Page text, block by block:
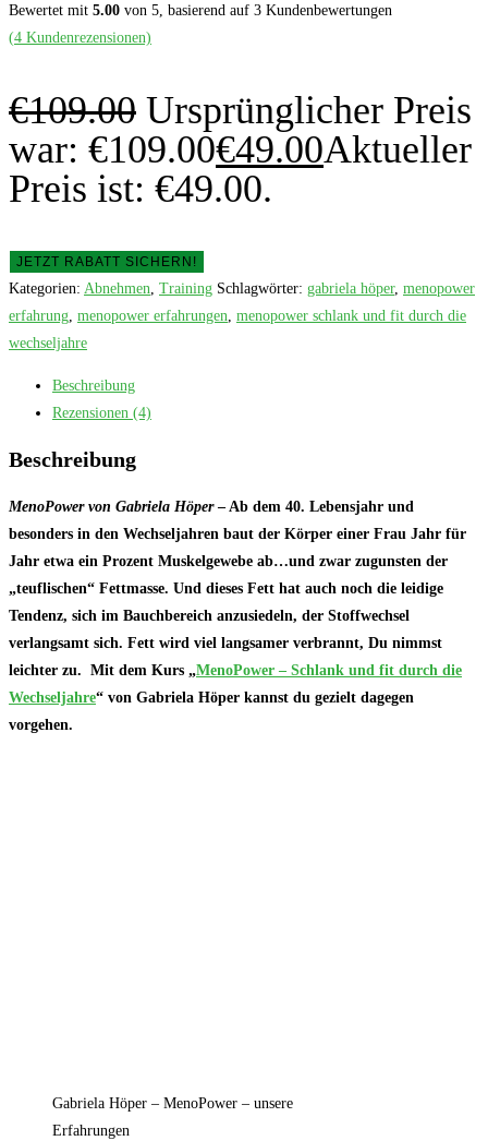
Bewertet mit 5.00 von 5, basierend auf 3 Kundenbewertungen
(4 Kundenrezensionen)
€109.00 Ursprünglicher Preis
war: €109.00€49.00Aktueller
Preis ist: €49.00.
JETZT RABATT SICHERN!
Kategorien: Abnehmen Training Schlagwörter: gabriela höper, menopower
erfahrung menopower erfahrungen menopower schlank und fit durch die
wechseljahre
Beschreibung
Rezensionen (4)
Beschreibung
MenoPower von Gabriela Höper– Ab dem 40. Lebensjahr und
besonders in den Wechseljahren baut der Körper einer Frau Jahr für
Jahr etwa ein Prozent Muskelgewebe ab…und zwar zugunsten der
„teuflischen“ Fettmasse. Und dieses Fett hat auch noch die leidige
Tendenz, sich im Bauchbereich anzusiedeln, der Stoffwechsel
verlangsamt sich. Fett wird viel langsamer verbrannt, Du nimmst
leichter zu. Mit dem Kurs „MenoPower – Schlank und fit durch die
Wechseljahre“ von Gabriela Höper kannst du gezielt dagegen
vorgehen.
Gabriela Höper – MenoPower – unsere
Erfahrungen